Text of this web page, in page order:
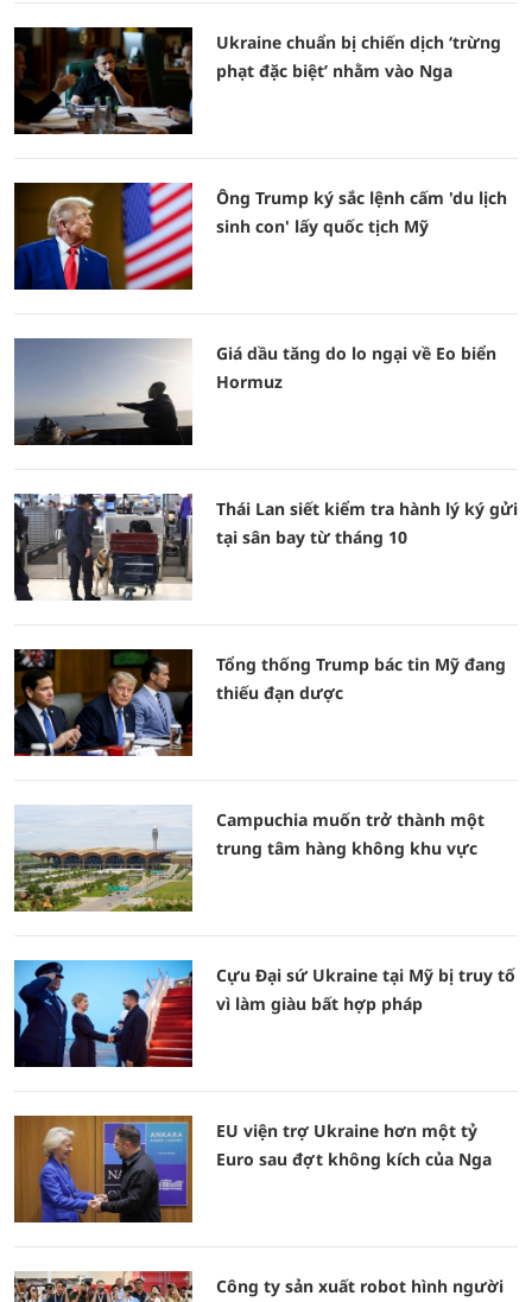
Ukraine chuẩn bị chiến dịch ‘trừng
phạt đặc biệt’ nhằm vào Nga
Ông Trump ký sắc lệnh cấm 'du lịch
sinh con' lấy quốc tịch Mỹ
Giá dầu tăng do lo ngại về Eo biển
Hormuz
Thái Lan siết kiểm tra hành lý ký gửi
tại sân bay từ tháng 10
Tổng thống Trump bác tin Mỹ đang
thiếu đạn dược
Campuchia muốn trở thành một
trung tâm hàng không khu vực
Cựu Đại sứ Ukraine tại Mỹ bị truy tố
vì làm giàu bất hợp pháp
EU viện trợ Ukraine hơn một tỷ
Euro sau đợt không kích của Nga
Công ty sản xuất robot hình người